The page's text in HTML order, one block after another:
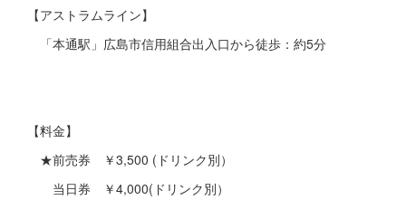
【アストラムライン】
「本通駅」広島市信用組合出入口から徒歩：約5分
【料金】
★前売券 ￥3,500 (ドリンク別）
当日券 ￥4,000(ドリンク別）